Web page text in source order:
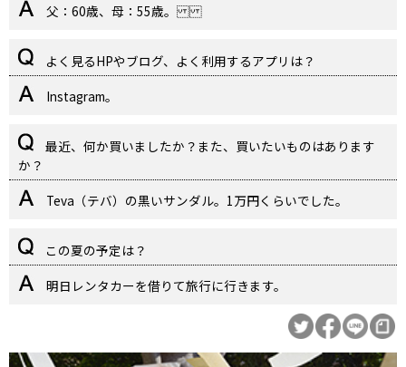
父：60歳、母：55歳。
よく見るHPやブログ、よく利用するアプリは？
Instagram。
最近、何か買いましたか？また、買いたいものはあります
か？
Teva（テバ）の黒いサンダル。1万円くらいでした。
この夏の予定は？
明日レンタカーを借りて旅行に行きます。